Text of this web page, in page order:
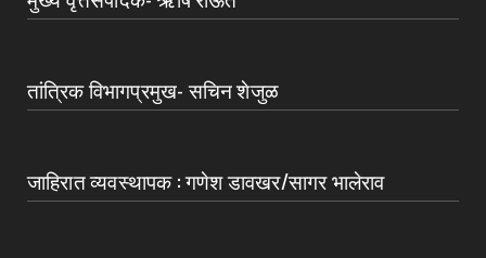
तांत्रिक विभागप्रमुख- सचिन शेजुळ
जाहिरात व्यवस्थापक : गणेश डावखर/सागर भालेराव